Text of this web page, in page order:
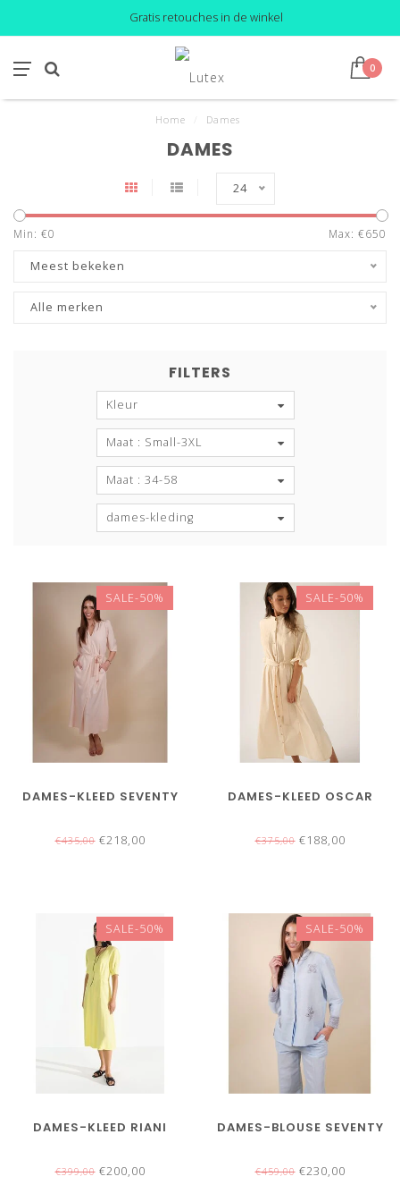
Gratis retouches in de winkel
0
Home Dames
DAMES
24
Min: €0 Max: €650
Meest bekeken
Alle merken
FILTERS
Kleur
Maat : Small-3XL
Maat : 34-58
dames-kleding
SALE-50%
DAMES-KLEED SEVENTY
€435,00€218,00
SALE-50%
DAMES-KLEED OSCAR
€375,00€188,00
SALE-50%
DAMES-KLEED RIANI
€399,00€200,00
SALE-50%
DAMES-BLOUSE SEVENTY
€459,00€230,00